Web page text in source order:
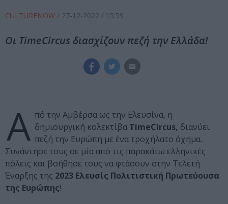
CULTURENOW / 27-12-2022 / 15:59
Οι TimeCircus διασχίζουν πεζή την Ελλάδα!
Α πό την Αμβέρσα ως την Ελευσίνα, η
δημιουργική κολεκτίβα TimeCircus, διανύει
πεζή την Ευρώπη με ένα τροχήλατο όχημα.
Συνάντησε τους σε μία από τις παρακάτω ελληνικές
πόλεις και βοήθησε τους να φτάσουν στην Τελετή
Έναρξης της 2023 Ελευσίς Πολιτιστική Πρωτεύουσα
της Ευρώπης!